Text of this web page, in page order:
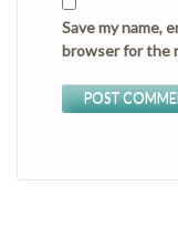
Save my name,
browser for the